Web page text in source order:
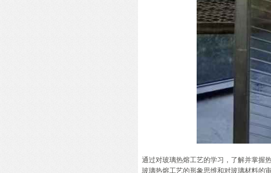
通过对玻璃热熔工艺的学习，了解并掌握
玻璃热熔工艺的形象思维和对玻璃材料的审